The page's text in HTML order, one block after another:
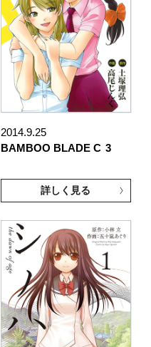
2014.9.25
BAMBOO BLADE C 3
詳しく見る